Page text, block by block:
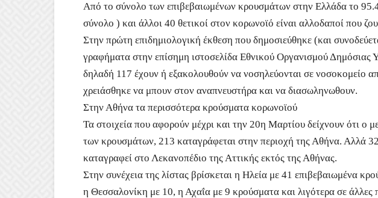
Από το σύνολο των επιβεβαιωμένων κρουσμάτων στην Ελλάδα το
σύνολο ) και άλλοι 40 θετικοί στον κορωνοϊό είναι αλλοδαποί που
Στην πρώτη επιδημιολογική έκθεση που δημοσιεύθηκε (και
γραφήματα στην επίσημη ιστοσελίδα Εθνικού Οργανισμού Δημόσιας
δηλαδή 117 έχουν ή εξακολουθούν να νοσηλεύονται σε νοσοκομείο
χρειάσθηκε να μπουν στον αναπνευστήρα και να διασωληνωθουν.
Στην Αθήνα τα περισσότερα κρούσματα κορωνοϊού
Τα στοιχεία που αφορούν μέχρι και την 20η Μαρτίου δείχνουν ότι ο
των κρουσμάτων, 213 καταγράφεται στην περιοχή της Αθήνα. Αλλά
καταγραφεί στο Λεκανοπέδιο της Αττικής εκτός της Αθήνας.
Στην συνέχεια της λίστας βρίσκεται η Ηλεία με 41 επιβεβαιωμένα
η Θεσσαλονίκη με 10, η Αχαΐα με 9 κρούσματα και λιγότερα σε άλλες